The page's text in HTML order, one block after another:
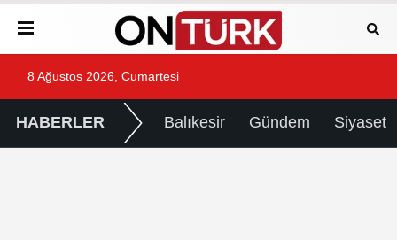
8 Ağustos 2026, Cumartesi
HABERLER Balıkesir Gündem Siyaset